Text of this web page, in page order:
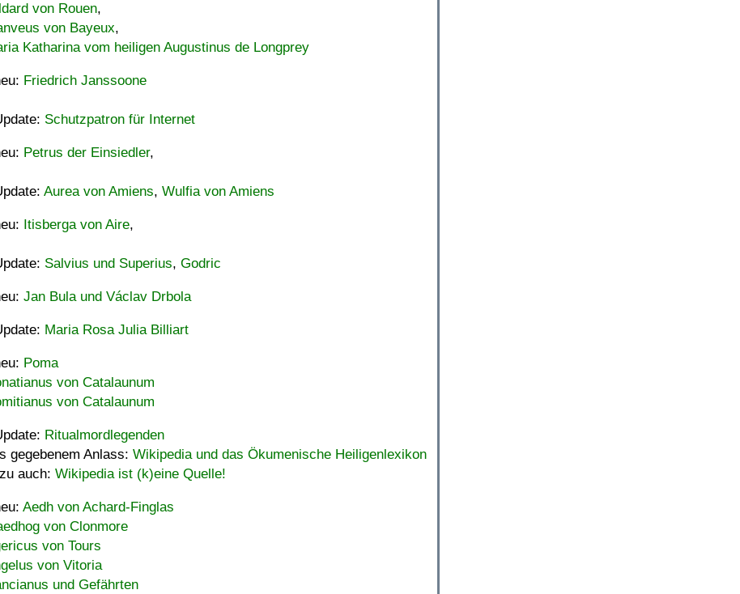
von Rouen,
von Bayeux,
Katharina vom heiligen Augustinus de Longprey
Friedrich Janssoone
Schutzpatron für Internet
Petrus der Einsiedler,
Aurea von Amiens, Wulfia von Amiens
Itisberga von Aire,
Salvius und Superius, Godric
Jan Bula und Václav Drbola
Maria Rosa Julia Billiart
Poma
von Catalaunum
von Catalaunum
Ritualmordlegenden
gegebenem Anlass: Wikipedia und das Ökumenische Heiligenlexikon
auch: Wikipedia ist (k)eine Quelle!
Aedh von Achard-Finglas
von Clonmore
von Tours
von Vitoria
und Gefährten